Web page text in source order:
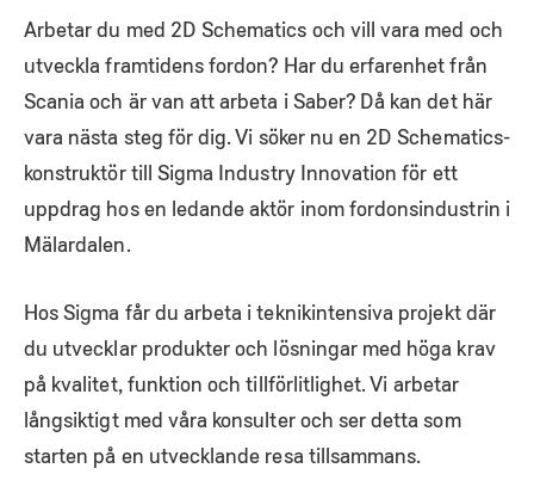
Arbetar du med 2D Schematics och vill vara med och
utveckla framtidens fordon? Har du erfarenhet från
Scania och är van att arbeta i Saber? Då kan det här
vara nästa steg för dig. Vi söker nu en 2D Schematics-
konstruktör till Sigma Industry Innovation för ett
uppdrag hos en ledande aktör inom fordonsindustrin i
Mälardalen.
Hos Sigma får du arbeta i teknikintensiva projekt där
du utvecklar produkter och lösningar med höga krav
på kvalitet, funktion och tillförlitlighet. Vi arbetar
långsiktigt med våra konsulter och ser detta som
starten på en utvecklande resa tillsammans.